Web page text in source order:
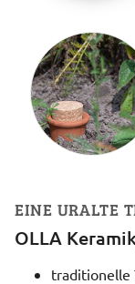
EINE URALTE
OLLA
traditionelle